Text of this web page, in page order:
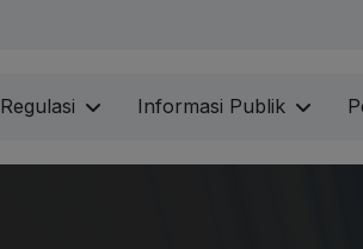
Regulasi Informasi Publik